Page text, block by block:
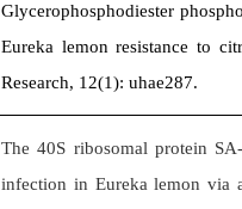
Glycerophosphodiester
Eureka lemon resistance to
Research, 12(1): uhae287.
The 40S ribosomal protein
infection in Eureka lemon via